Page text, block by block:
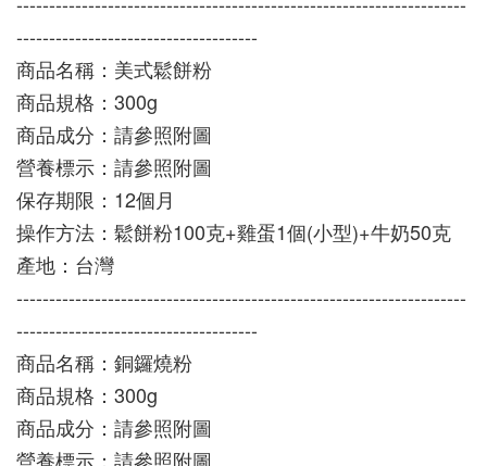
-------------------------------------
商品名稱：美式鬆餅粉
商品規格：300g
商品成分：請參照附圖
營養標示：請參照附圖
保存期限：12個月
操作方法：鬆餅粉100克+雞蛋1個(小型)+牛奶50克
產地：台灣
---------------------------------------------------------------------
-------------------------------------
商品名稱：銅鑼燒粉
商品規格：300g
商品成分：請參照附圖
營養標示：請參照附圖